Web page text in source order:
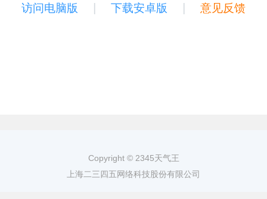
访问电脑版 | 下载安卓版 | 意见反馈
Copyright © 2345天气王
上海二三四五网络科技股份有限公司